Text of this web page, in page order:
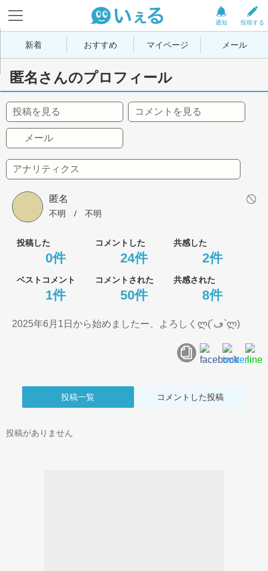
投稿する
通知
新着 おすすめ マイページ メール
匿名さんのプロフィール
投稿を見る コメントを見る
メール
アナリティクス
匿名
不明 / 不明
投稿した コメントした 共感した
0件 24件 2件
ベストコメント コメントされた 共感された
1件 50件 8件
2025年6月1日から始めましたー、よろしくლ(´ڡ`ლ)
投稿一覧 コメントした投稿
投稿がありません